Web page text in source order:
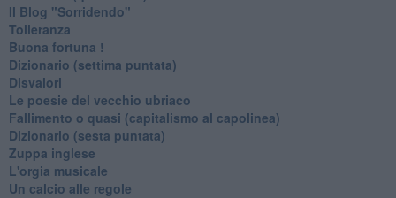
Il Blog "Sorridendo"
Tolleranza
Buona fortuna !
​Dizionario (settima puntata)
Disvalori
Le poesie del vecchio ubriaco
Fallimento o quasi (capitalismo al capolinea)
Dizionario (sesta puntata)
Zuppa inglese
L'orgia musicale
Un calcio alle regole